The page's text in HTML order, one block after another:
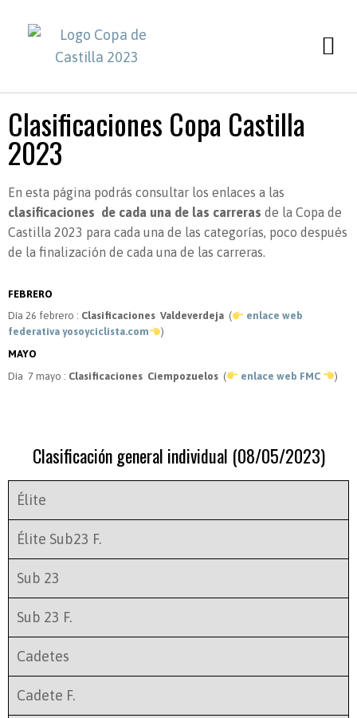
Clasificaciones Copa Castilla
2023
En esta página podrás consultar los enlaces a las
clasificaciones de cada una de las carreras de la Copa de
Castilla 2023 para cada una de las categorías, poco después
de la finalización de cada una de las carreras.
FEBRERO
Día 26 febrero : Clasificaciones Valdeverdeja (
enlace web
federativa yosoyciclista.com
)
MAYO
Día 7 mayo : Clasificaciones Ciempozuelos ( enlace web FMC )
Clasificación general individual (08/05/2023)
Élite
Élite Sub23 F.
Sub 23
Sub 23 F.
Cadetes
Cadete F.